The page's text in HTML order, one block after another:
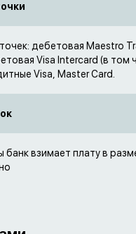
дебетовая Maestro
Visa Intercard (в том
Visa, Master Card.
банк взимает плату в